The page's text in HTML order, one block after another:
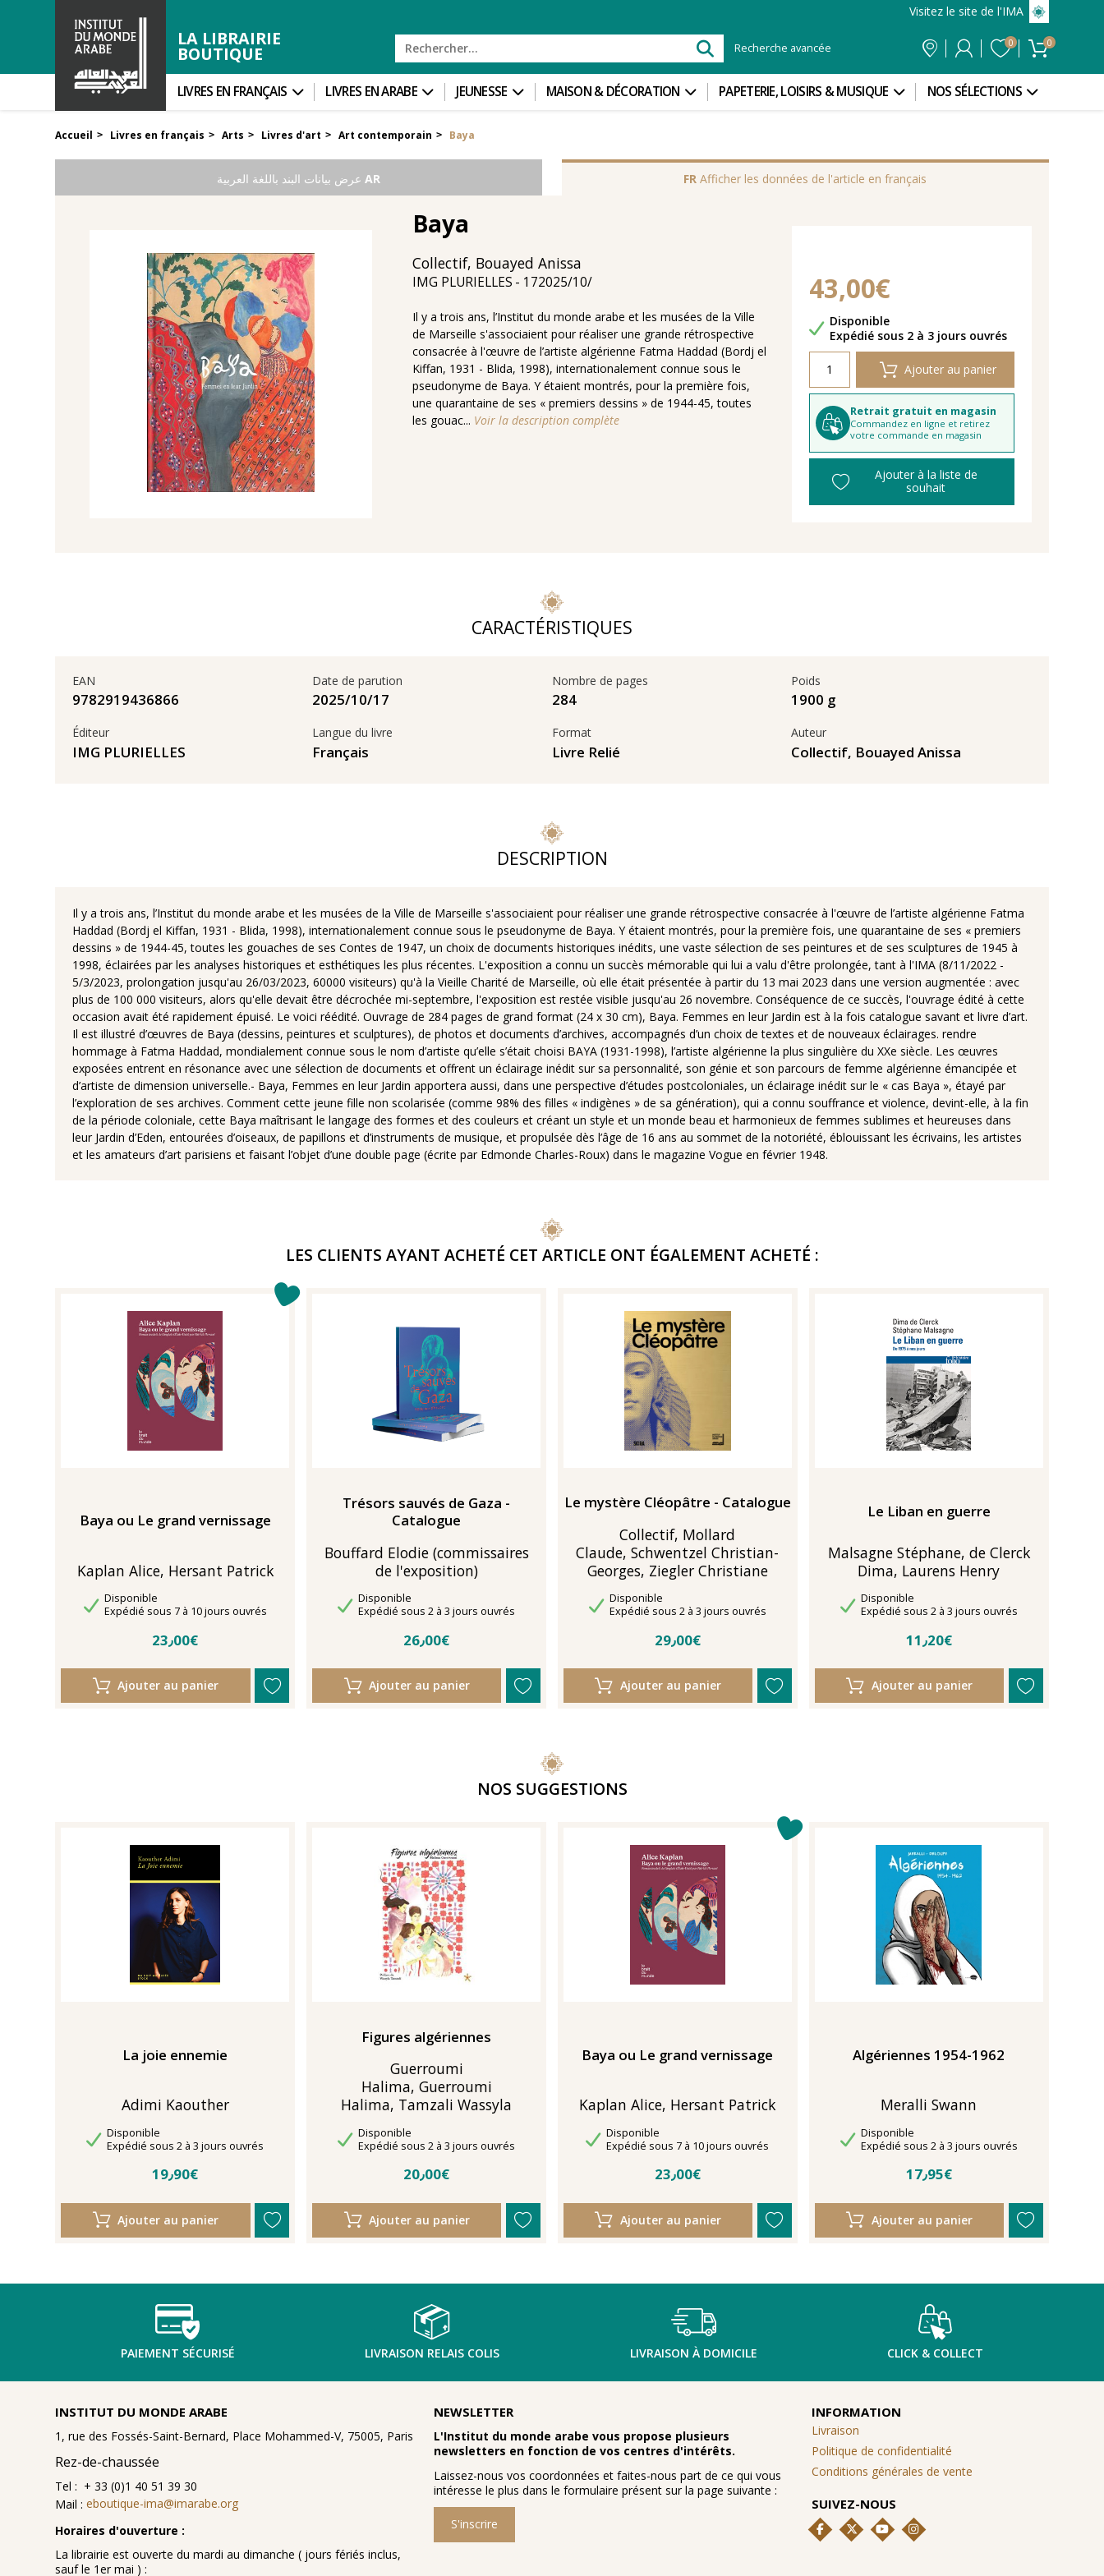
Visitez le site de l'IMA
LA LIBRAIRIE
BOUTIQUE Recherche avancée 0 0
LIVRES EN FRANÇAIS LIVRES EN ARABE JEUNESSE MAISON & DÉCORATION PAPETERIE, LOISIRS & MUSIQUE NOS SÉLECTIONS
Accueil > Livres en français > Arts > Livres d'art > Art contemporain > Baya
ARعرض بيانات البند باللغة العربية FR Afficher les données de l'article en français
Baya
Collectif, Bouayed Anissa
IMG PLURIELLES 17‏/10‏/2025
Il y a trois ans, l’Institut du monde arabe et les musées de la Ville
de Marseille s'associaient pour réaliser une grande rétrospective
consacrée à l'œuvre de l’artiste algérienne Fatma Haddad (Bordj el
Kiffan, 1931 - Blida, 1998), internationalement connue sous le
pseudonyme de Baya. Y étaient montrés, pour la première fois,
une quarantaine de ses « premiers dessins » de 1944-45, toutes
les gouac... Voir la description complète
43,00€
Disponibilité
Disponible
Délais de livraison
Expédié sous 2 à 3 jours ouvrés
Ajouter au panier
Retrait gratuit en magasin
Commandez en ligne et retirez
votre commande en magasin
Ajouter à la liste de
souhait
CARACTÉRISTIQUES
EAN
9782919436866
Date de parution
17‏/10‏/2025
Poids
1900 g
Auteur
Collectif, Bouayed Anissa
Éditeur
IMG PLURIELLES
Nombre de pages
284
Langue du livre
Français
Format
Livre Relié
DESCRIPTION
Il y a trois ans, l’Institut du monde arabe et les musées de la Ville de Marseille s'associaient pour réaliser une grande rétrospective consacrée à l'œuvre de l’artiste algérienne Fatma
Haddad (Bordj el Kiffan, 1931 - Blida, 1998), internationalement connue sous le pseudonyme de Baya. Y étaient montrés, pour la première fois, une quarantaine de ses « premiers
dessins » de 1944-45, toutes les gouaches de ses Contes de 1947, un choix de documents historiques inédits, une vaste sélection de ses peintures et de ses sculptures de 1945 à
1998, éclairées par les analyses historiques et esthétiques les plus récentes. L'exposition a connu un succès mémorable qui lui a valu d'être prolongée, tant à l'IMA (8/11/2022 -
5/3/2023, prolongation jusqu'au 26/03/2023, 60000 visiteurs) qu'à la Vieille Charité de Marseille, où elle était présentée à partir du 13 mai 2023 dans une version augmentée : avec
plus de 100 000 visiteurs, alors qu'elle devait être décrochée mi-septembre, l'exposition est restée visible jusqu'au 26 novembre. Conséquence de ce succès, l'ouvrage édité à cette
occasion avait été rapidement épuisé. Le voici réédité. Ouvrage de 284 pages de grand format (24 x 30 cm), Baya. Femmes en leur Jardin est à la fois catalogue savant et livre d’art.
Il est illustré d’œuvres de Baya (dessins, peintures et sculptures), de photos et documents d’archives, accompagnés d’un choix de textes et de nouveaux éclairages. rendre
hommage à Fatma Haddad, mondialement connue sous le nom d’artiste qu’elle s’était choisi BAYA (1931-1998), l’artiste algérienne la plus singulière du XXe siècle. Les œuvres
exposées entrent en résonance avec une sélection de documents et offrent un éclairage inédit sur sa personnalité, son génie et son parcours de femme algérienne émancipée et
d’artiste de dimension universelle.- Baya, Femmes en leur Jardin apportera aussi, dans une perspective d’études postcoloniales, un éclairage inédit sur le « cas Baya », étayé par
l’exploration de ses archives. Comment cette jeune fille non scolarisée (comme 98% des filles « indigènes » de sa génération), qui a connu souffrance et violence, devint-elle, à la fin
de la période coloniale, cette Baya maîtrisant le langage des formes et des couleurs et créant un style et un monde beau et harmonieux de femmes sublimes et heureuses dans
leur Jardin d’Eden, entourées d’oiseaux, de papillons et d’instruments de musique, et propulsée dès l’âge de 16 ans au sommet de la notoriété, éblouissant les écrivains, les artistes
et les amateurs d’art parisiens et faisant l’objet d’une double page (écrite par Edmonde Charles-Roux) dans le magazine Vogue en février 1948.
LES CLIENTS AYANT ACHETÉ CET ARTICLE ONT ÉGALEMENT ACHETÉ :
Baya ou Le grand vernissage
Kaplan Alice, Hersant Patrick
Disponibilité
Disponible
Délais de livraison
Expédié sous 7 à 10 jours ouvrés
23٫00€
Ajouter au panier
Trésors sauvés de Gaza -
Catalogue
Bouffard Elodie (commissaires
de l'exposition)
Disponibilité
Disponible
Délais de livraison
Expédié sous 2 à 3 jours ouvrés
26٫00€
Ajouter au panier
Le mystère Cléopâtre - Catalogue
Collectif, Mollard
Claude, Schwentzel Christian-
Georges, Ziegler Christiane
Disponibilité
Disponible
Délais de livraison
Expédié sous 2 à 3 jours ouvrés
29٫00€
Ajouter au panier
Le Liban en guerre
Malsagne Stéphane, de Clerck
Dima, Laurens Henry
Disponibilité
Disponible
Délais de livraison
Expédié sous 2 à 3 jours ouvrés
11٫20€
Ajouter au panier
NOS SUGGESTIONS
La joie ennemie
Adimi Kaouther
Disponibilité
Disponible
Délais de livraison
Expédié sous 2 à 3 jours ouvrés
19٫90€
Ajouter au panier
Figures algériennes
Guerroumi
Halima, Guerroumi
Halima, Tamzali Wassyla
Disponibilité
Disponible
Délais de livraison
Expédié sous 2 à 3 jours ouvrés
20٫00€
Ajouter au panier
Baya ou Le grand vernissage
Kaplan Alice, Hersant Patrick
Disponibilité
Disponible
Délais de livraison
Expédié sous 7 à 10 jours ouvrés
23٫00€
Ajouter au panier
Algériennes 1954-1962
Meralli Swann
Disponibilité
Disponible
Délais de livraison
Expédié sous 2 à 3 jours ouvrés
17٫95€
Ajouter au panier
PAIEMENT SÉCURISÉ LIVRAISON RELAIS COLIS LIVRAISON À DOMICILE CLICK & COLLECT
INSTITUT DU MONDE ARABE
1, rue des Fossés-Saint-Bernard, Place Mohammed-V, 75005, Paris
Rez-de-chaussée
Tel : + 33 (0)1 40 51 39 30
Mail :eboutique-ima@imarabe.org
Horaires d'ouverture :
La librairie est ouverte du mardi au dimanche ( jours fériés inclus,
sauf le 1er mai ) :
NEWSLETTER
L'Institut du monde arabe vous propose plusieurs
newsletters en fonction de vos centres d'intérêts.
Laissez-nous vos coordonnées et faites-nous part de ce qui vous
intéresse le plus dans le formulaire présent sur la page suivante :
S'inscrire
INFORMATION
Livraison
Politique de confidentialité
Conditions générales de vente
SUIVEZ-NOUS